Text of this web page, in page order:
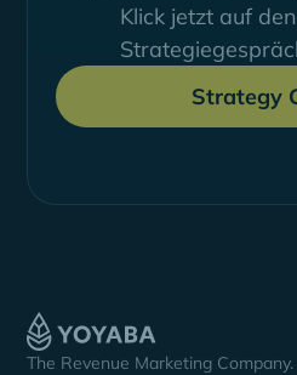
Klick jetzt auf
Strategy
The Revenue Marketing Company.